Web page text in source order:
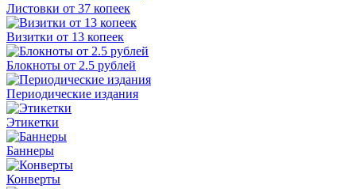
Листовки от 37 копеек
Визитки от 13 копеек
Блокноты от 2.5 рублей
Периодические издания
Этикетки
Баннеры
Конверты